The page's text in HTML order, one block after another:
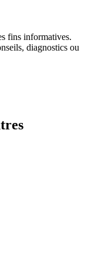
fins informatives.
diagnostics ou